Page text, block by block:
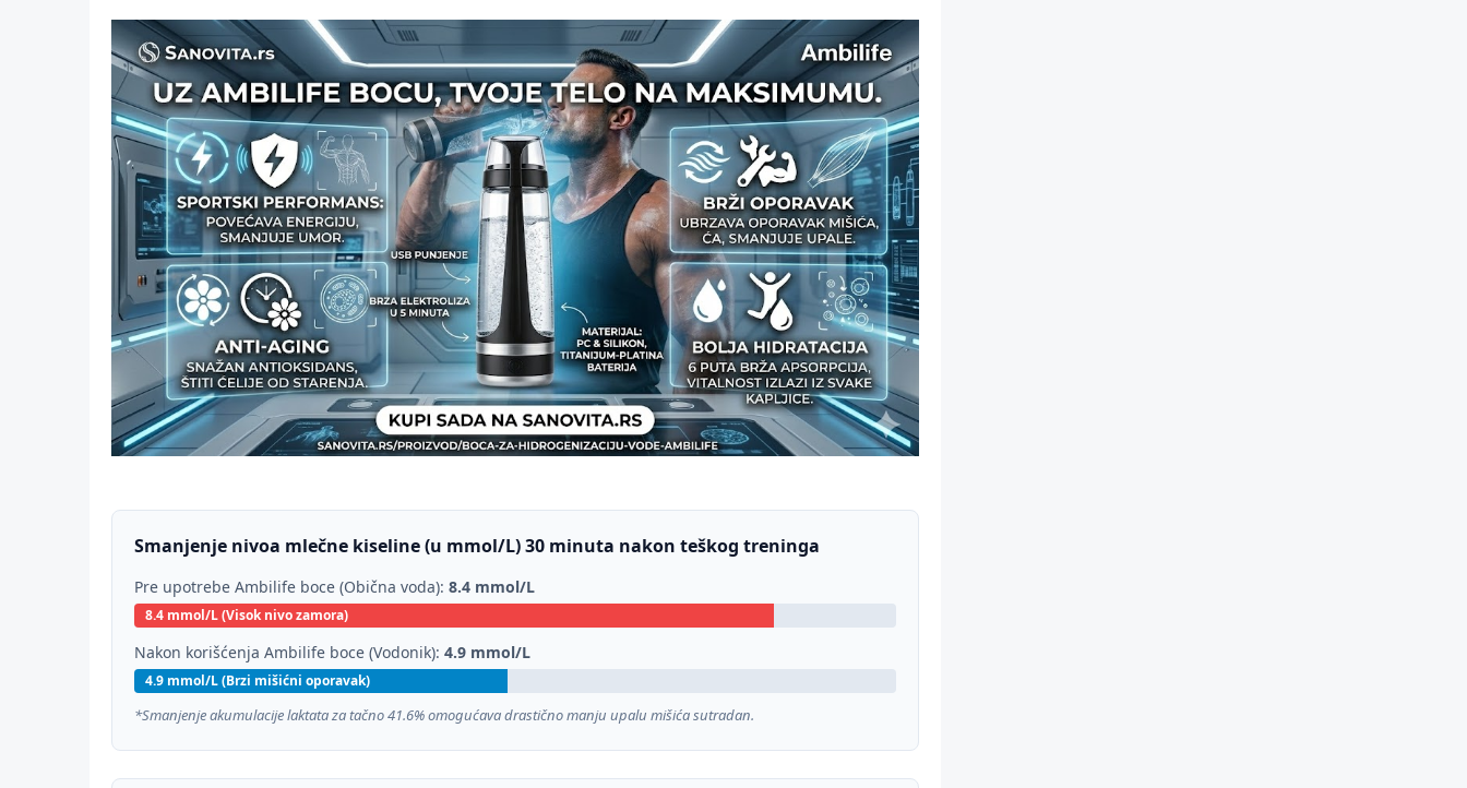
Smanjenje nivoa mlečne kiseline (u mmol/L) 30 minuta nakon teškog treninga
Pre upotrebe Ambilife boce (Obična voda): 8.4 mmol/L
8.4 mmol/L (Visok nivo zamora)
Nakon korišćenja Ambilife boce (Vodonik): 4.9 mmol/L
4.9 mmol/L (Brzi mišićni oporavak)
*Smanjenje akumulacije laktata za tačno 41.6% omogućava drastično manju upalu mišića sutradan.